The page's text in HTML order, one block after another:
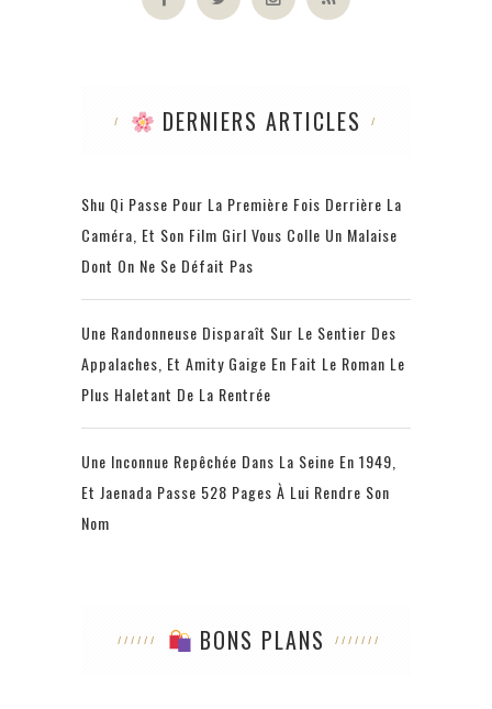
DERNIERS ARTICLES
Shu Qi Passe Pour La Première Fois Derrière La
Caméra, Et Son Film Girl Vous Colle Un Malaise
Dont On Ne Se Défait Pas
Une Randonneuse Disparaît Sur Le Sentier Des
Appalaches, Et Amity Gaige En Fait Le Roman Le
Plus Haletant De La Rentrée
Une Inconnue Repêchée Dans La Seine En 1949,
Et Jaenada Passe 528 Pages À Lui Rendre Son
Nom
BONS PLANS